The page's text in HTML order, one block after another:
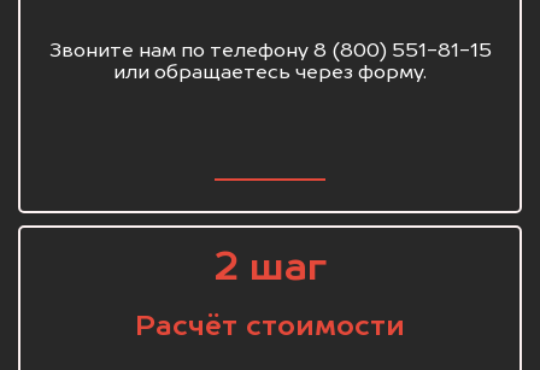
Звоните нам по телефону 8 (800) 551-81-15
или обращаетесь через форму.
2 шаг
Расчёт стоимости